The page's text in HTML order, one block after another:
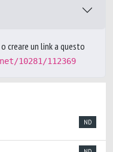
creare un link a questo
10281/112369
ND